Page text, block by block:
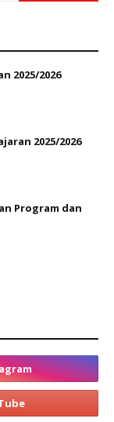
2025/2026
2025/2026
Program dan